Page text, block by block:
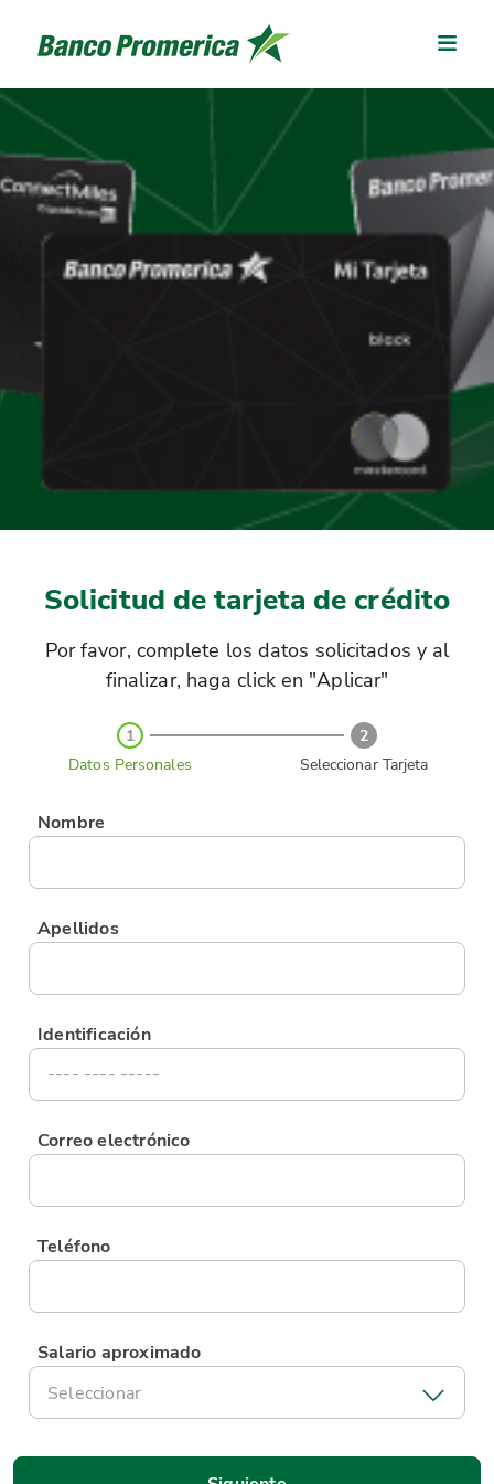
Solicitud de tarjeta de crédito
Por favor, complete los datos solicitados y al
finalizar, haga click en "Aplicar"
1
Datos Personales
2
Seleccionar Tarjeta
Nombre
Apellidos
Identificación
Correo electrónico
Teléfono
Salario aproximado
Seleccionar